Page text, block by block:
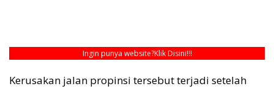
Ingin punya website?Klik Disini!!!
Kerusakan jalan propinsi tersebut terjadi setelah